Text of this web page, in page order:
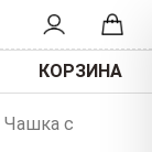
КОРЗИНА
Чашка с